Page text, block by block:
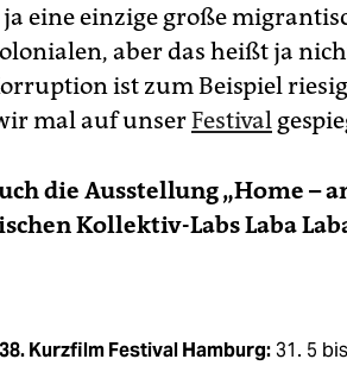
eine einzige große
aber das heißt ja
ist zum Beispiel
mal auf unserFestival
die Ausstellung „Home –
Kollektiv-Labs Laba
38. Kurzfilm Festival Hamburg:31. 5